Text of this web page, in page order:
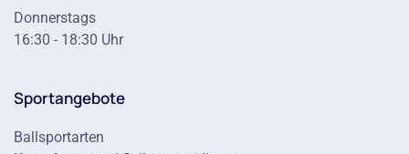
Donnerstags
16:30 - 18:30 Uhr
Sportangebote
Ballsportarten